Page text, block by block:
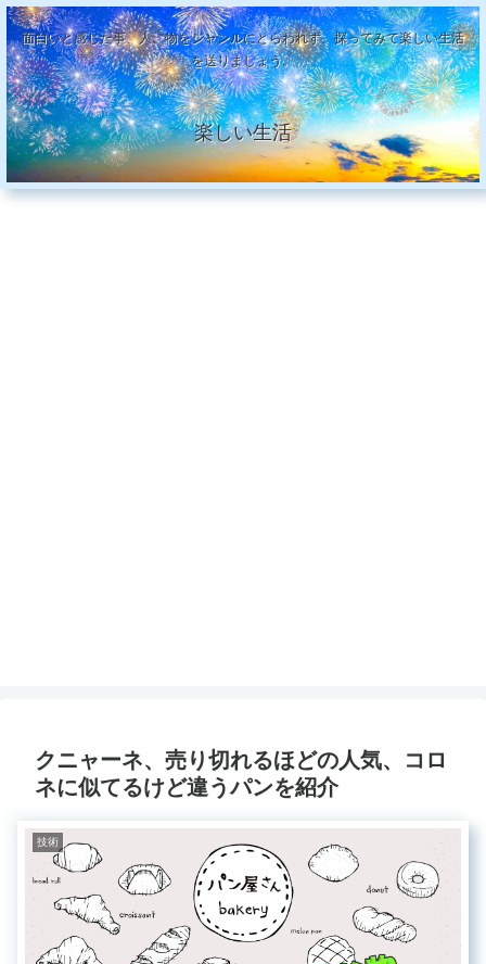
面白いと感じた事、人、物をジャンルにとらわれず、探ってみて楽しい生活
を送りましょう。
楽しい生活
クニャーネ、売り切れるほどの人気、コロ
ネに似てるけど違うパンを紹介
技術